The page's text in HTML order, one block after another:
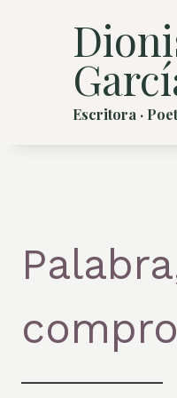
contenido
Escritora ·